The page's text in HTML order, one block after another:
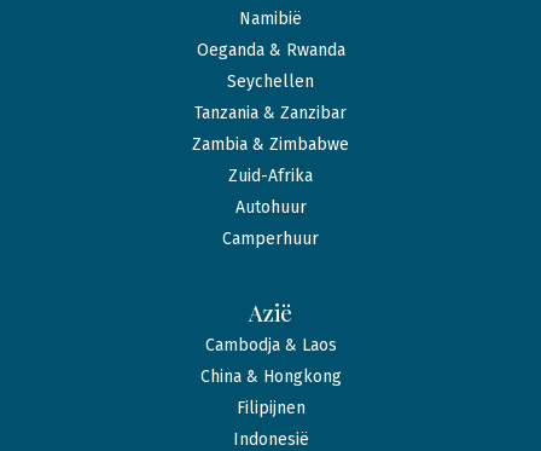
Namibië
Oeganda & Rwanda
Seychellen
Tanzania & Zanzibar
Zambia & Zimbabwe
Zuid-Afrika
Autohuur
Camperhuur
Azië
Cambodja & Laos
China & Hongkong
Filipijnen
Indonesië